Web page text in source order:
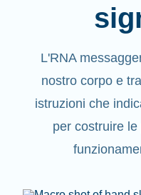
L'RNA
nostro corpo e
istruzioni che
per costruire le